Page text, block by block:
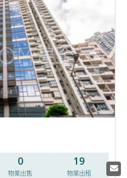
0
物業出售
19
物業出租